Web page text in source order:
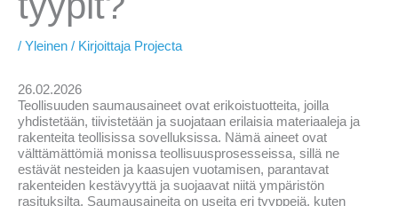
/ Yleinen / Kirjoittaja Projecta
26.02.2026
Teollisuuden saumausaineet ovat erikoistuotteita, joilla
yhdistetään, tiivistetään ja suojataan erilaisia materiaaleja ja
rakenteita teollisissa sovelluksissa. Nämä aineet ovat
välttämättömiä monissa teollisuusprosesseissa, sillä ne
estävät nesteiden ja kaasujen vuotamisen, parantavat
rakenteiden kestävyyttä ja suojaavat niitä ympäristön
rasituksilta. Saumausaineita on useita eri tyyppejä, kuten